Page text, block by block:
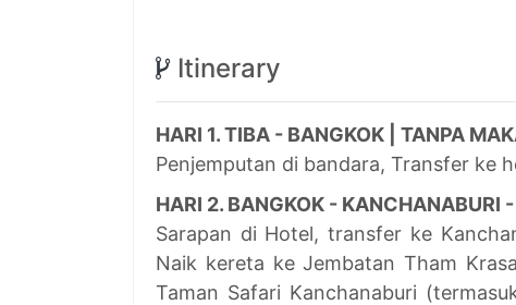
Itinerary
HARI 1. TIBA - BANGKOK | TANPA
Penjemputan di bandara, Transfer ke
HARI 2. BANGKOK - KANCHANABURI
Sarapan di Hotel, transfer ke
Naik kereta ke Jembatan Tham
Taman Safari Kanchanaburi